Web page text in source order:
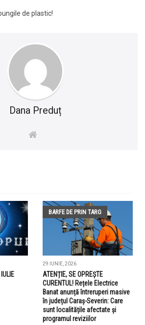
de plastic!
Dana Preduț
BARFE DE PRIN TARG
29 IUNIE, 2026
ATENȚIE, SE OPREȘTE
CURENTUL! Rețele Electrice
Banat anunță întreruperi masive
în județul Caraș-Severin: Care
sunt localitățile afectate și
programul reviziilor